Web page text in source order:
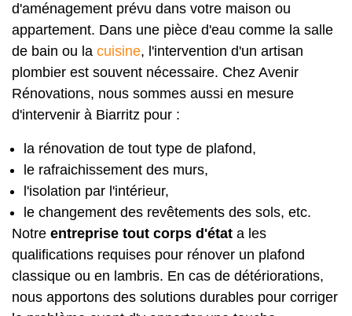
d'aménagement prévu dans votre maison ou
appartement. Dans une pièce d'eau comme la salle
de bain ou la cuisine, l'intervention d'un artisan
plombier est souvent nécessaire. Chez Avenir
Rénovations, nous sommes aussi en mesure
d'intervenir à Biarritz pour :
la rénovation de tout type de plafond,
le rafraichissement des murs,
l'isolation par l'intérieur,
le changement des revêtements des sols, etc.
Notre entreprise tout corps d'état a les
qualifications requises pour rénover un plafond
classique ou en lambris. En cas de détériorations,
nous apportons des solutions durables pour corriger